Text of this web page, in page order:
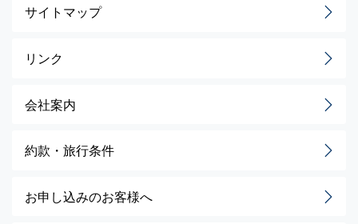
サイトマップ
リンク
会社案内
約款・旅行条件
お申し込みのお客様へ